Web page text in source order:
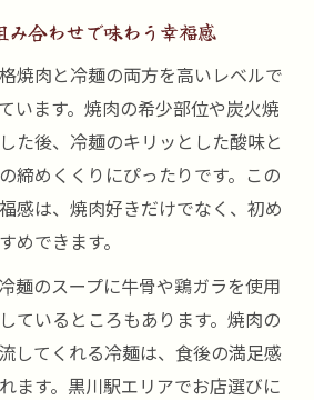
み合わせで味わう幸福感
焼肉と冷麺の両方を高いレベルで
います。焼肉の希少部位や炭火焼
た後、冷麺のキリッとした酸味と
締めくくりにぴったりです。この
感は、焼肉好きだけでなく、初め
めできます。
麺のスープに牛骨や鶏ガラを使用
ているところもあります。焼肉の
してくれる冷麺は、食後の満足感
ます。黒川駅エリアでお店選びに